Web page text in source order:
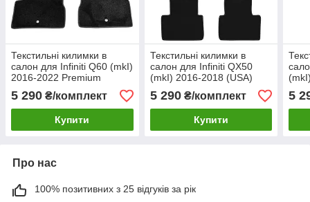
Текстильні килимки в
салон для Infiniti Q60 (mkI)
2016-2022 Premium
5 290 ₴/комплект
Купити
Текстильні килимки в
салон для Infiniti QX50
(mkI) 2016-2018 (USA)
5 290₴/комплект
Купити
5
Про нас
100% позитивних з 25 відгуків за рік